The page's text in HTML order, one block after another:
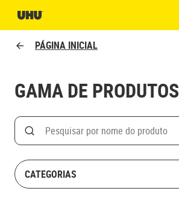
PÁGINA INICIAL
GAMA DE PRODUTOS
Search
Pesquisar
CATEGORIAS